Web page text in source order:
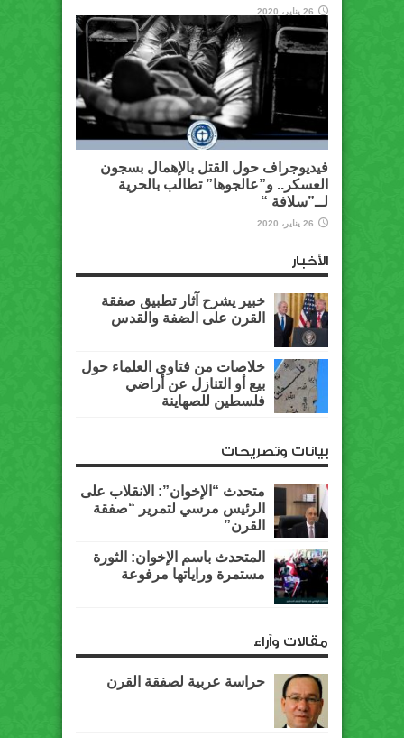
26 يناير، 2020
فيديوجراف حول القتل بالإهمال بسجون
العسكر.. و”عالجوها” تطالب بالحرية
لــ”سلافة “
26 يناير، 2020
الأخبار
خبير يشرح آثار تطبيق صفقة
القرن على الضفة والقدس
خلاصات من فتاوى العلماء حول
بيع أو التنازل عن أراضي
فلسطين للصهاينة
بيانات وتصريحات
متحدث “الإخوان”: الانقلاب على
الرئيس مرسي لتمرير “صفقة
القرن”
المتحدث باسم الإخوان: الثورة
مستمرة وراياتها مرفوعة
مقالات وآراء
حراسة عربية لصفقة القرن